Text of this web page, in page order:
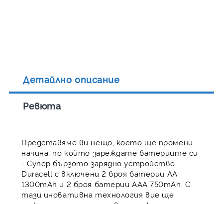
Детайлно описание
Ревюта
Представяме ви нещо, което ще промени
начина, по който зареждате батериите си
- Супер бързото зарядно устройство
Duracell с включени 2 броя батерии AA
1300mAh и 2 броя батерии AAA 750mAh. С
тази иновативна технология вие ще